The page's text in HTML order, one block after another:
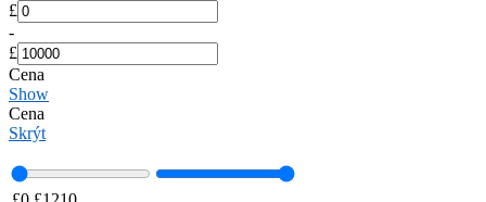
£
-
£
Cena
Show
Cena
Skrýt